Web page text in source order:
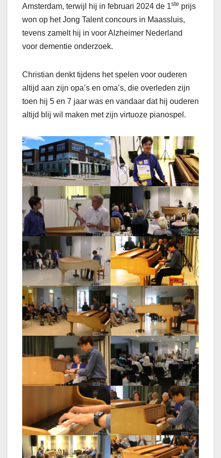
Amsterdam, terwijl hij in februari 2024 de 1ste prijs
won op het Jong Talent concours in Maassluis,
tevens zamelt hij in voor Alzheimer Nederland
voor dementie onderzoek.
Christian denkt tijdens het spelen voor ouderen
altijd aan zijn opa’s en oma’s, die overleden zijn
toen hij 5 en 7 jaar was en vandaar dat hij ouderen
altijd blij wil maken met zijn virtuoze pianospel.